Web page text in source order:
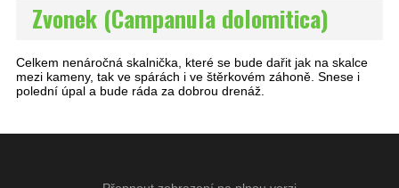
Zvonek (Campanula dolomitica)
Celkem nenáročná skalnička, které se bude dařit jak na skalce
mezi kameny, tak ve spárách i ve štěrkovém záhoně. Snese i
polední úpal a bude ráda za dobrou drenáž.